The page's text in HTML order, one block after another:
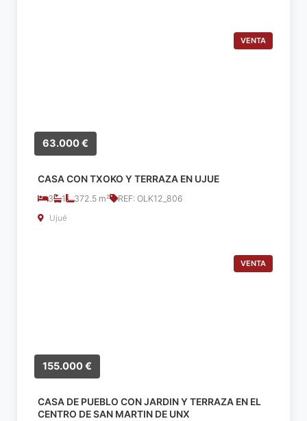
VENTA
63.000 €
CASA CON TXOKO Y TERRAZA EN UJUE
3 1 372.5 m² REF: OLK12_806
Ujué
VENTA
155.000 €
CASA DE PUEBLO CON JARDIN Y TERRAZA EN EL
CENTRO DE SAN MARTIN DE UNX